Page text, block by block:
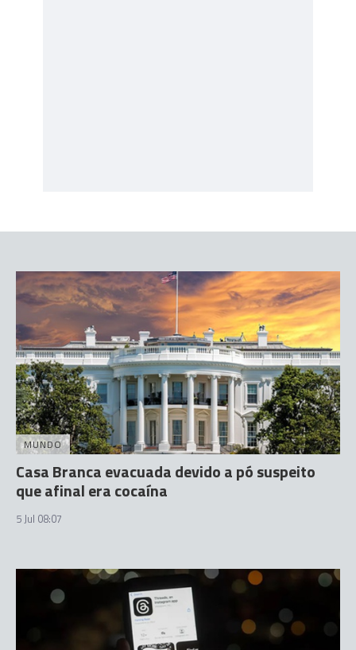
MUNDO
Casa Branca evacuada devido a pó suspeito
que afinal era cocaína
5 Jul 08:07